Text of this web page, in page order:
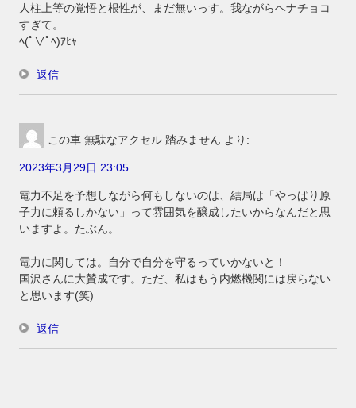
人柱上等の覚悟と根性が、まだ無いっす。我ながらヘナチョコ
すぎて。
ﾍ(ﾟ∀ﾟﾍ)ｱﾋｬ
返信
この車 無駄なアクセル 踏みません より:
2023年3月29日 23:05
電力不足を予想しながら何もしないのは、結局は「やっぱり原
子力に頼るしかない」って雰囲気を醸成したいからなんだと思
いますよ。たぶん。
電力に関しては。自分で自分を守るっていかないと！
国沢さんに大賛成です。ただ、私はもう内燃機関には戻らない
と思います(笑)
返信